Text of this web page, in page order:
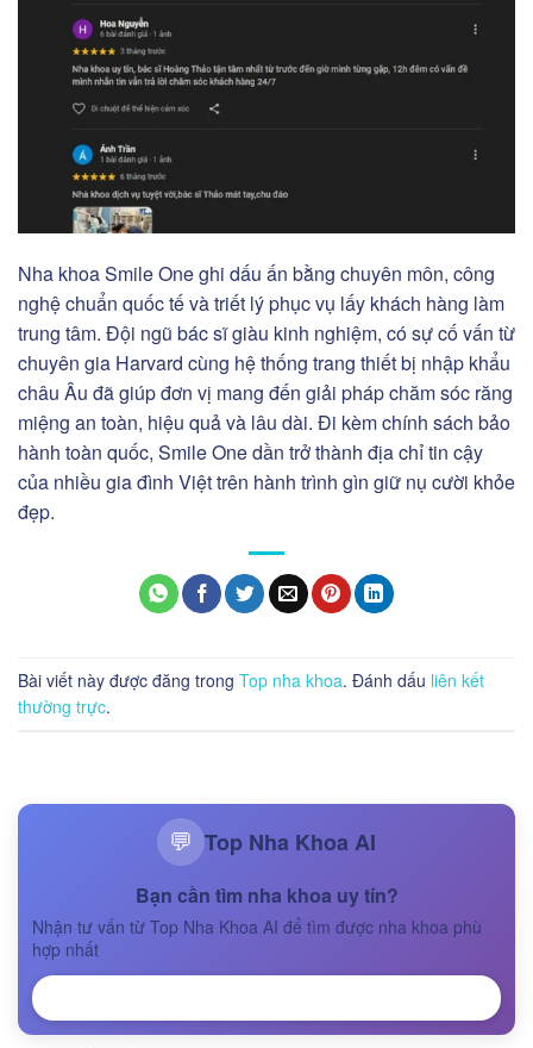
Nha khoa Smile One ghi dấu ấn bằng chuyên môn, công
nghệ chuẩn quốc tế và triết lý phục vụ lấy khách hàng làm
trung tâm. Đội ngũ bác sĩ giàu kinh nghiệm, có sự cố vấn từ
chuyên gia Harvard cùng hệ thống trang thiết bị nhập khẩu
châu Âu đã giúp đơn vị mang đến giải pháp chăm sóc răng
miệng an toàn, hiệu quả và lâu dài. Đi kèm chính sách bảo
hành toàn quốc, Smile One dần trở thành địa chỉ tin cậy
của nhiều gia đình Việt trên hành trình gìn giữ nụ cười khỏe
đẹp.
Bài viết này được đăng trong Top nha khoa. Đánh dấu liên kết
thường trực.
💬 Top Nha Khoa AI
Bạn cần tìm nha khoa uy tín?
Nhận tư vấn từ Top Nha Khoa AI để tìm được nha khoa phù
hợp nhất